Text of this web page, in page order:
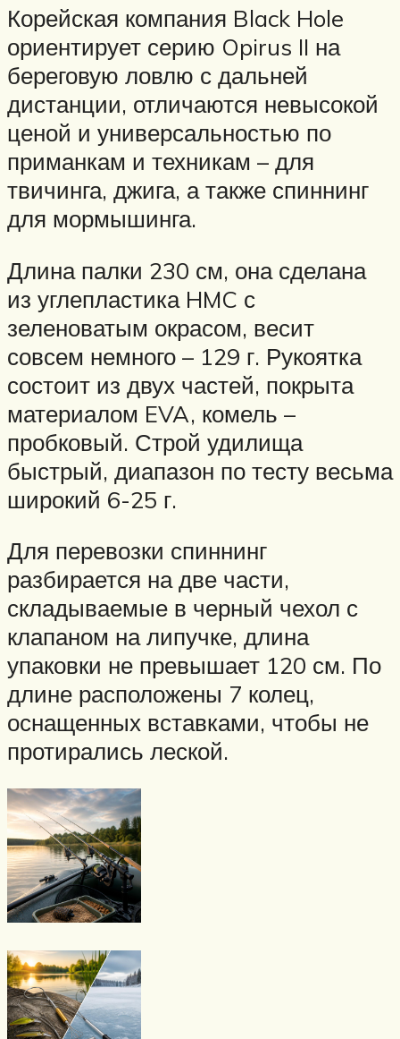
Корейская компания Black Hole
ориентирует серию Opirus II на
береговую ловлю с дальней
дистанции, отличаются невысокой
ценой и универсальностью по
приманкам и техникам – для
твичинга, джига, а также спиннинг
для мормышинга.
Длина палки 230 см, она сделана
из углепластика HMC с
зеленоватым окрасом, весит
совсем немного – 129 г. Рукоятка
состоит из двух частей, покрыта
материалом EVA, комель –
пробковый. Строй удилища
быстрый, диапазон по тесту весьма
широкий 6-25 г.
Для перевозки спиннинг
разбирается на две части,
складываемые в черный чехол с
клапаном на липучке, длина
упаковки не превышает 120 см. По
длине расположены 7 колец,
оснащенных вставками, чтобы не
протирались леской.